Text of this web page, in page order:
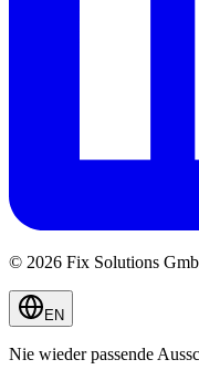
© 2026 Fix Solutions
EN
Nie wieder passende